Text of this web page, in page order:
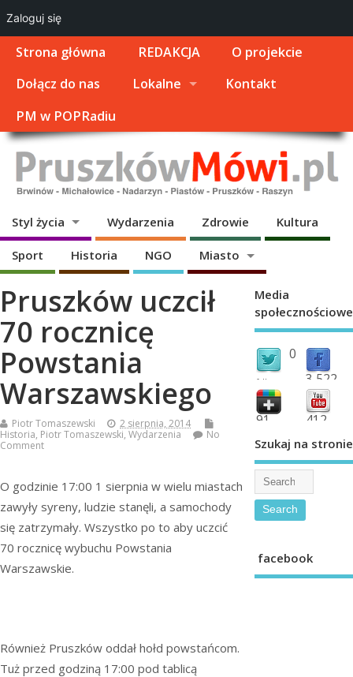
Strona główna REDAKCJA
O projekcie
Dołącz do nas
Lokalne
Kontakt
PM w POPRadiu
Styl życia Wydarzenia Zdrowie Kultura
Sport Historia NGO Miasto
Pruszków uczcił
70 rocznicę
Powstania
Warszawskiego
Piotr Tomaszewski
2 sierpnia, 2014
Historia, Piotr Tomaszewski, Wydarzenia
No
Comment
O godzinie 17:00 1 sierpnia w wielu miastach
zawyły syreny, ludzie stanęli, a samochody
się zatrzymały. Wszystko po to aby uczcić
70 rocznicę wybuchu Powstania
Warszawskie.
Również Pruszków oddał hołd powstańcom.
Tuż przed godziną 17:00 pod tablicą
Media
społecznościowe
0
followers 3,522
fans
91 412
Szukaj na stronie
facebook
Zaloguj się